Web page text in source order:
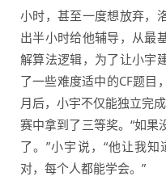
小时，甚至一度想放弃，
出半小时给他辅导，从最
解算法逻辑，为了让小宇
了一些难度适中的CF题目
月后，小宇不仅能独立完
赛中拿到了三等奖。“如
了。”小宇说，“他让我
对，每个人都能学会。”